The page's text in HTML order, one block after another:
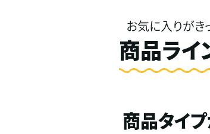
お気に入りがき
商品ライ
商品タイ